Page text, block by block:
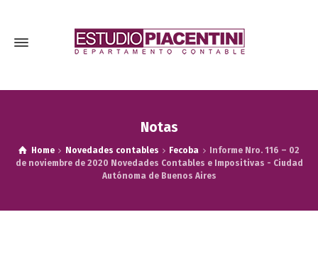
Notas
Home Novedades contables Fecoba
Informe Nro. 116 – 02
de noviembre de 2020 Novedades Contables e Impositivas - Ciudad
Autónoma de Buenos Aires